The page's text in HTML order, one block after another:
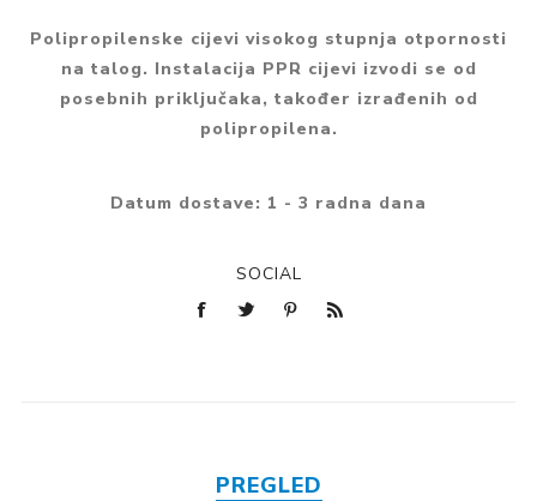
Polipropilenske cijevi visokog stupnja otpornosti
na talog. Instalacija PPR cijevi izvodi se od
posebnih priključaka, također izrađenih od
polipropilena.
Datum dostave: 1 - 3 radna dana
SOCIAL
PREGLED